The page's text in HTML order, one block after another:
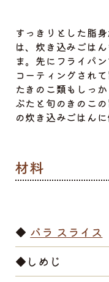
すっきりとした脂
は、炊き込みごは
ま。先にフライパ
コーティングされ
たきのこ類もしっ
ぶたと旬のきのこ
の炊き込みごはんに
◆ バラ スライス
◆しめじ